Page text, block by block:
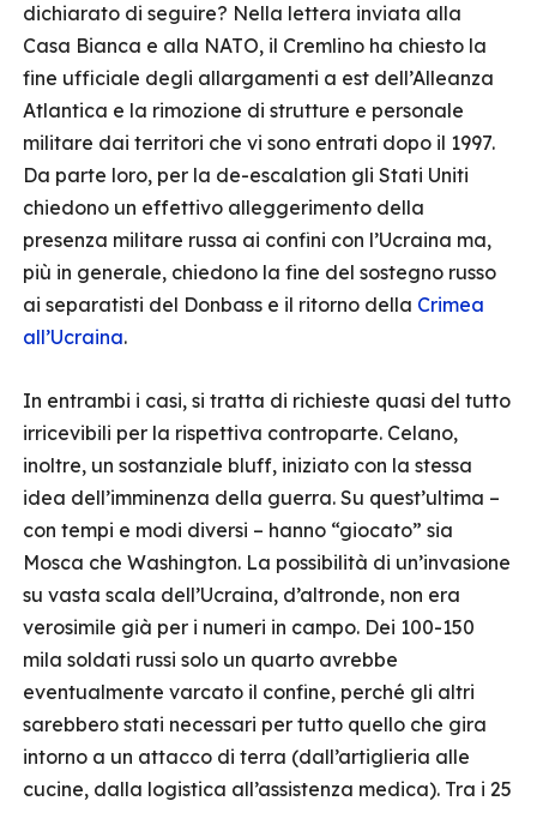
dichiarato di seguire? Nella lettera inviata alla
Casa Bianca e alla NATO, il Cremlino ha chiesto la
fine ufficiale degli allargamenti a est dell’Alleanza
Atlantica e la rimozione di strutture e personale
militare dai territori che vi sono entrati dopo il 1997.
Da parte loro, per la de-escalation gli Stati Uniti
chiedono un effettivo alleggerimento della
presenza militare russa ai confini con l’Ucraina ma,
più in generale, chiedono la fine del sostegno russo
ai separatisti del Donbass e il ritorno della Crimea
all’Ucraina.
In entrambi i casi, si tratta di richieste quasi del tutto
irricevibili per la rispettiva controparte. Celano,
inoltre, un sostanziale bluff, iniziato con la stessa
idea dell’imminenza della guerra. Su quest’ultima –
con tempi e modi diversi – hanno “giocato” sia
Mosca che Washington. La possibilità di un’invasione
su vasta scala dell’Ucraina, d’altronde, non era
verosimile già per i numeri in campo. Dei 100-150
mila soldati russi solo un quarto avrebbe
eventualmente varcato il confine, perché gli altri
sarebbero stati necessari per tutto quello che gira
intorno a un attacco di terra (dall’artiglieria alle
cucine, dalla logistica all’assistenza medica). Tra i 25